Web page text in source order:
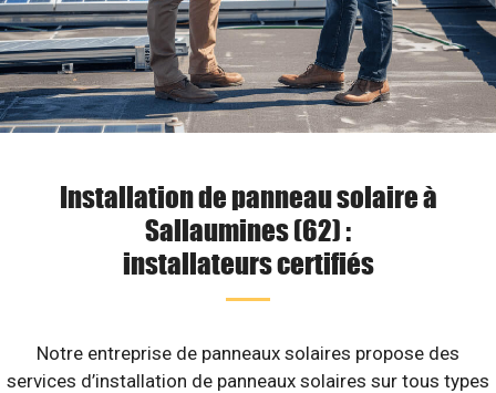
Installation de panneau solaire à
Sallaumines (62) :
installateurs certifiés
Notre entreprise de panneaux solaires propose des
services d’installation de panneaux solaires sur tous types